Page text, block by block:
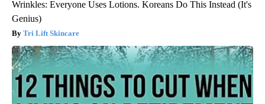
Wrinkles: Everyone Uses Lotions. Koreans Do This Instead (It's
Genius)
Tri Lift Skincare